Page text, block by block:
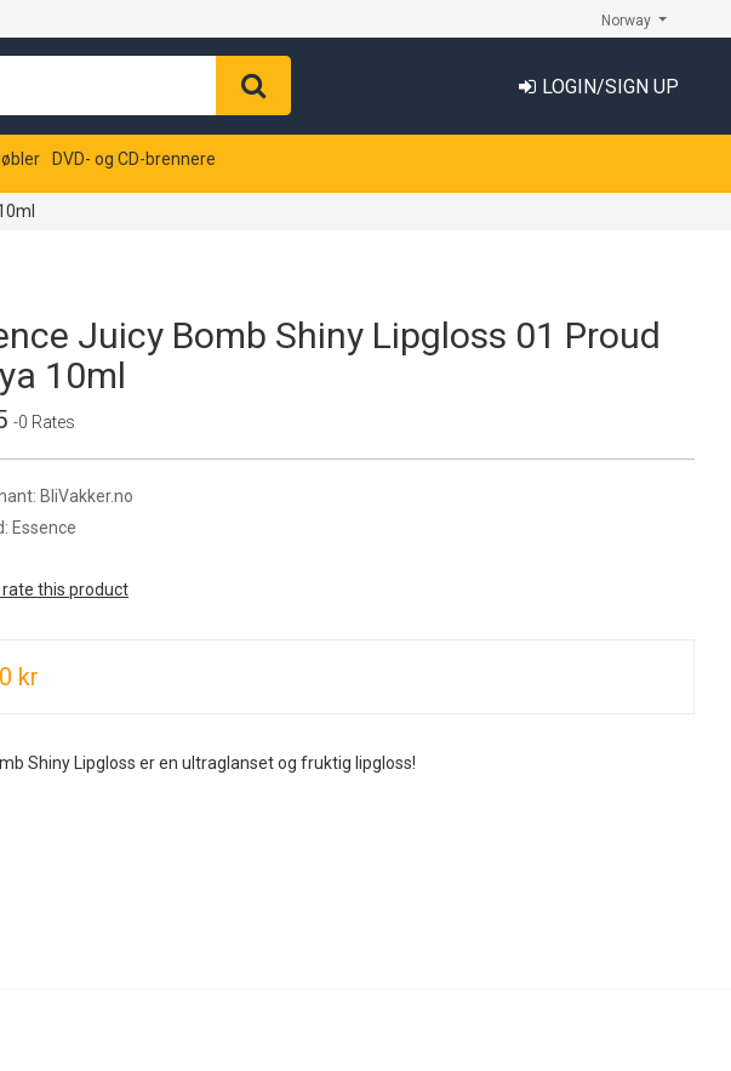
Norway
LOGIN/SIGN UP
DVD- og CD-brennere
Juicy Bomb Shiny Lipgloss 01 Proud
10ml
-0 Rates
BliVakker.no
Essence
rate this product
kr
Shiny Lipgloss er en ultraglanset og fruktig lipgloss!